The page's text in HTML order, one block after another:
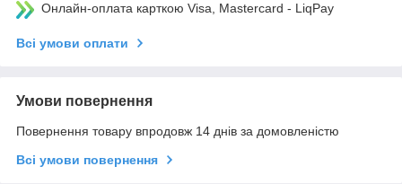
Онлайн-оплата карткою Visa, Mastercard - LiqPay
Всі умови оплати
Умови повернення
Повернення товару впродовж 14 днів за домовленістю
Всі умови повернення